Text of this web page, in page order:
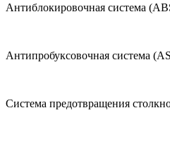
Антиблокировочная система
Антипробуксовочная система
Система предотвращения